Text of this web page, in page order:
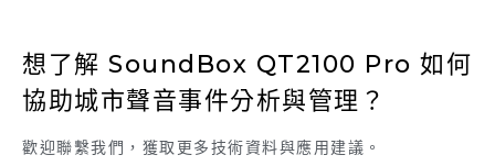
想了解 SoundBox QT2100 Pro 如何
協助城市聲音事件分析與管理？
歡迎聯繫我們，獲取更多技術資料與應用建議。